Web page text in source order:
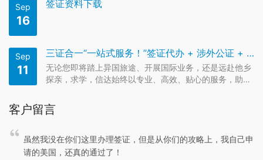
萄牙、斯洛伐克、斯洛文尼亚、西班牙、瑞典、瑞士、克
Sep
16
签证资料下载
Sep
11
三证合一“一站式服务！”签证代办 + 涉外公证 + 海牙认证，实现全程线上代办服务！
无论您即将踏上异国旅途、开展国际业务，还是远赴他乡
探亲，求学，信达始终以专业、高效、贴心的服务，助您
式服务，整合各国签证代办 + 涉外公证 + 海牙认证，真
正实现“全网受理、全程代办、省心省力！
客户留言
虽然我没在你们这里办理签证，但是从你们的攻略上，我自己申
请的美国，还真的通过了！